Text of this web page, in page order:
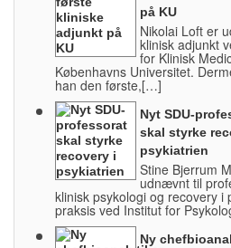
på KU
Nikolai Loft er
klinisk adjunkt
for Klinisk
Københavns Universitet.
han den første,[…]
Nyt SDU-
skal styrke
psykiatrien
Stine Bjerrum
udnævnt til
klinisk psykologi og recovery i
praksis ved Institut for
Ny